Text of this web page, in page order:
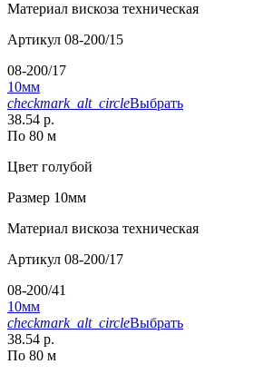
Материал вискоза техническая
Артикул 08-200/15
08-200/17
10мм
checkmark_alt_circleВыбрать
38.54 р.
По 80 м
Цвет голубой
Размер 10мм
Материал вискоза техническая
Артикул 08-200/17
08-200/41
10мм
checkmark_alt_circleВыбрать
38.54 р.
По 80 м